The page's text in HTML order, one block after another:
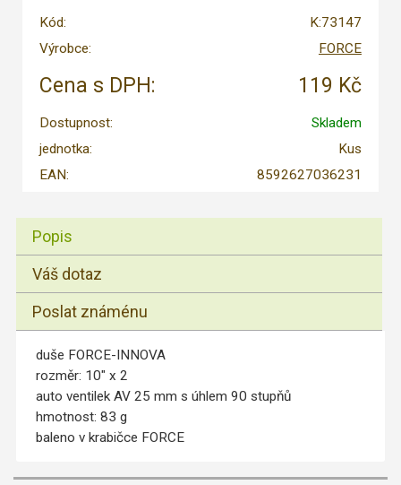
Kód:
K:73147
Výrobce:
FORCE
Cena s DPH: 119 Kč
Dostupnost:
Skladem
jednotka:
Kus
EAN:
8592627036231
Popis
Váš dotaz
Poslat známénu
duše FORCE-INNOVA
rozměr: 10" x 2
auto ventilek AV 25 mm s úhlem 90 stupňů
hmotnost: 83 g
baleno v krabičce FORCE